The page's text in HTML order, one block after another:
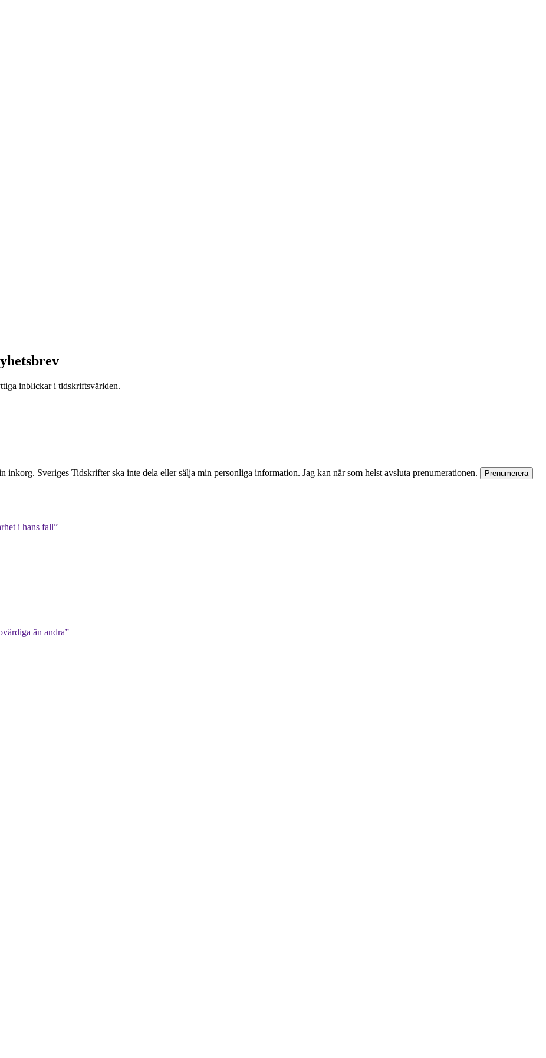
inblickar i tidskriftsvärlden.
Sveriges Tidskrifter ska inte dela eller sälja min personliga information. Jag kan när som helst avsluta prenumerationen.
i hans fall”
än andra”